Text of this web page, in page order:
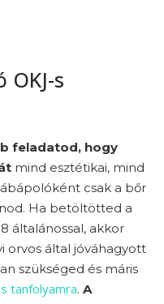
s
feladatod, hogy
mind esztétikai, mind
csak a bőr
Ha betöltötted a
általánossal, akkor
orvos által jóváhagyott
szükséged és máris
tanfolyamra. A